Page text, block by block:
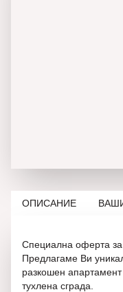
ОПИСАНИЕ
Специална оферта
Предлагаме Ви
разкошен
тухлена сграда.